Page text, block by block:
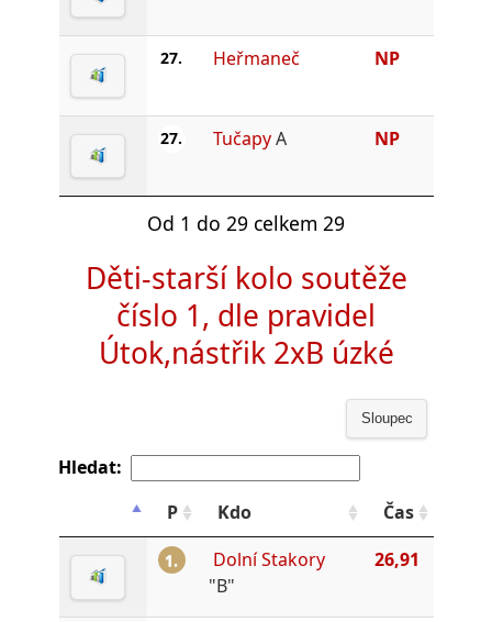
27. Heřmaneč NP
27. TučapyA NP
Od 1 do 29 celkem 29
Děti-starší kolo soutěže
číslo 1, dle pravidel
Útok,nástřik 2xB úzké
Sloupec
Hledat:
P
Kdo Čas
1.
Dolní Stakory
"B"
26,91